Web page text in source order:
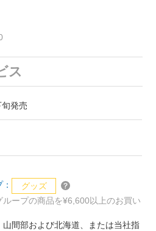
ス
発売
グッズ
ループの商品を¥6,600以上のお買い
間部および北海道、または当社指